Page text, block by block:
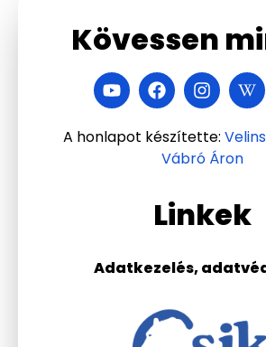
Linkek
Adatkezelés,
Kövessen
A honlapot készítette:
Vábró Áron